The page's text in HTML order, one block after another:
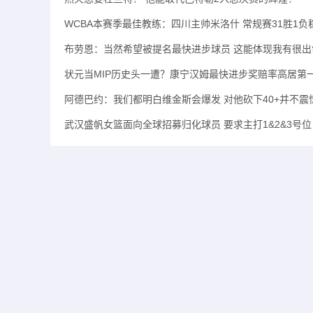
WCBA本赛季最佳教练：四川主帅米洛什 常规赛31胜1负
布劳恩：当然希望被提名最快进步球员 这能体现我有很
状元当MIP历史头一遭？康宁汉姆最快进步奖赔率高居第
阿德巴约：我们都明白维金斯会爆发 对他砍下40+并不震
武汉盛帆女篮面向全球招募归化球员 要求主打1&2&3号位